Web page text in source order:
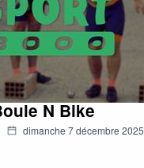
N Bike
dimanche 7 décembre 2025